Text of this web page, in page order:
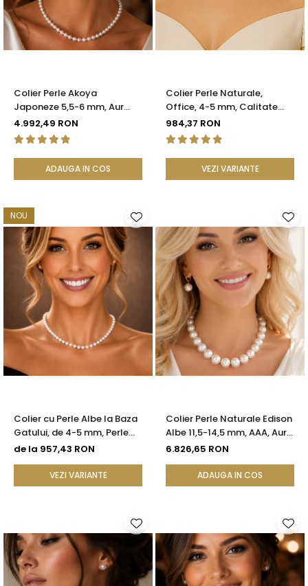
Seturi Perle cu Argint
Brățări cu Perle
Pandantive cu Perle
Colier Perle Akoya
Japoneze 5,5-6 mm, Aur
Galben 14K cu Închizătoare
Filigranată | KASKADDA®
4.992,49 RON
ADAUGA IN COS
Colier Perle Naturale,
Office, 4-5 mm, Calitate
AAA, Aur 14K | KASKADDA®
984,37 RON
VEZI VARIANTE
NOU
Colier cu Perle Albe la Baza
Gatului, de 4-5 mm, Perle
Rare, Calitate AAA+, Aur 14K
de la 957,43 RON
VEZI VARIANTE
Colier Perle Naturale Edison
Albe 11,5-14,5 mm, AAA, Aur
Galben 14K | KASKADDA®
6.826,65 RON
ADAUGA IN COS